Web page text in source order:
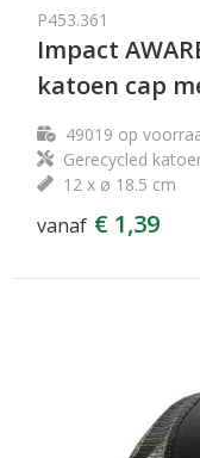
P453.361
Impact
katoen cap
49019 op
Gerecycled
12 x ø 18.5 cm
vanaf € 1,39